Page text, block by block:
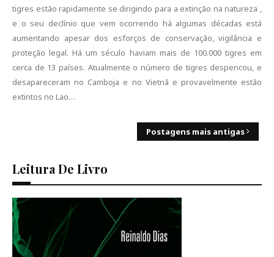
tigres estão rapidamente se dirigindo para a extinção na natureza ,
e o seu declínio que vem ocorrendo há algumas décadas está
aumentando apesar dos esforços de conservação, vigilância e
proteção legal. Há um século haviam mais de 100.000 tigres em
cerca de 13 países. Atualmente o número de tigres despencou, e
desapareceram no Camboja e no Vietnã e provavelmente estão
extintos no Lao…
Postagens mais antigas
Leitura De Livro